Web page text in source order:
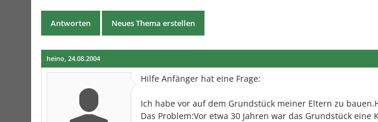
Antworten Neues Thema erstellen
heino, 24.08.2004
Hilfe Anfänger hat eine Frage:
Ich habe vor auf dem Grundstück meiner Eltern zu
Das Problem:Vor etwa 30 Jahren war das Grundstück